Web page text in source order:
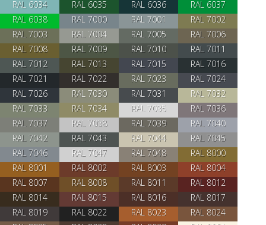
RAL 6034 RAL 6035 RAL 6036
RAL 6037
RAL 6038
RAL 7000 RAL 7001
RAL 7002
RAL 7003
RAL 7004 RAL 7005
RAL 7006
RAL 7008
RAL 7009 RAL 7010
RAL 7011
RAL 7012
RAL 7013 RAL 7015
RAL 7016
RAL 7021
RAL 7022 RAL 7023
RAL 7024
RAL 7026
RAL 7030 RAL 7031
RAL 7032
RAL 7033
RAL 7034 RAL 7035
RAL 7036
RAL 7037
RAL 7038 RAL 7039
RAL 7040
RAL 7042
RAL 7043 RAL 7044
RAL 7045
RAL 7046
RAL 7047 RAL 7048
RAL 8000
RAL 8001
RAL 8002 RAL 8003
RAL 8004
RAL 8007
RAL 8008 RAL 8011
RAL 8012
RAL 8014
RAL 8015 RAL 8016
RAL 8017
RAL 8019
RAL 8022 RAL 8023
RAL 8024